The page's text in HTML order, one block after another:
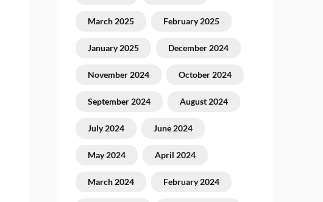
March 2025 February 2025
January 2025 December 2024
November 2024 October 2024
September 2024 August 2024
July 2024 June 2024
May 2024 April 2024
March 2024 February 2024